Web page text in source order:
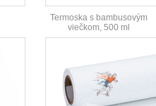
Termoska s bambusovým
viečkom, 500 ml